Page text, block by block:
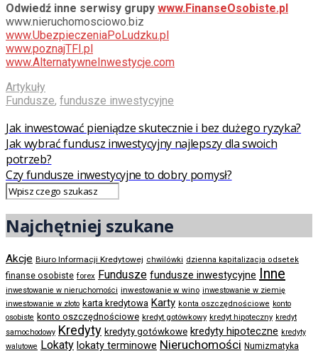
Odwiedź inne serwisy grupy www.FinanseOsobiste.pl
www.nieruchomosciowo.biz
www.UbezpieczeniaPoLudzku.pl
www.poznajTFI.pl
www.AlternatywneInwestycje.com
Artykuły
Fundusze, fundusze inwestycyjne
Jak inwestować pieniądze skutecznie i bez dużego ryzyka?
Jak wybrać fundusz inwestycyjny najlepszy dla swoich
potrzeb?
Czy fundusze inwestycyjne to dobry pomysł?
Najchętniej szukane
Akcje Biuro Informacji Kredytowej chwilówki dzienna kapitalizacja odsetek
finanse osobiste forex Fundusze fundusze inwestycyjne Inne
inwestowanie w nieruchomości inwestowanie w wino inwestowanie w ziemię
inwestowanie w złoto karta kredytowa Karty konta oszczędnościowe konto
osobiste konto oszczędnościowe kredyt gotówkowy kredyt hipoteczny kredyt
samochodowy Kredyty kredyty gotówkowe kredyty hipoteczne kredyty
walutowe Lokaty lokaty terminowe Nieruchomości Numizmatyka